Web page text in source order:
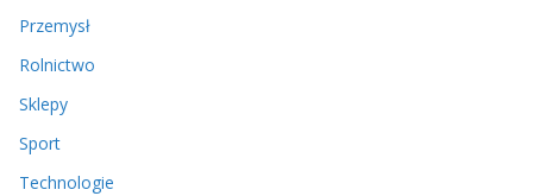
Przemysł
Rolnictwo
Sklepy
Sport
Technologie